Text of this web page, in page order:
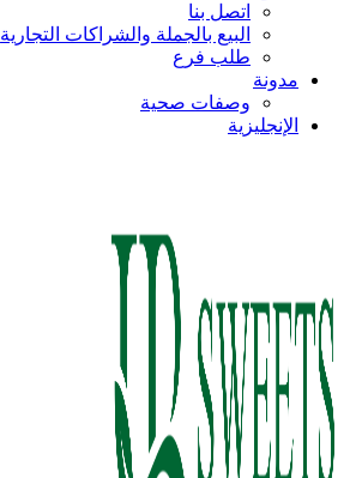
اتصل بنا
البيع بالجملة والشراكات التجارية
طلب فرع
مدونة
وصفات صحية
الإنجليزية